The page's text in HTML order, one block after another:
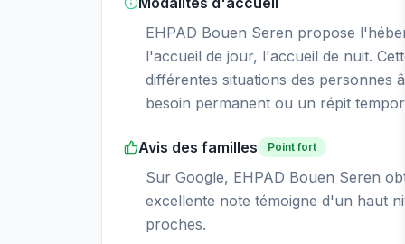
EHPAD Bouen Seren propose
l'accueil de jour, l'accueil de nuit.
différentes situations des personnes
besoin permanent ou un répit
Avis des familles Point fort
Sur Google, EHPAD Bouen Seren
excellente note témoigne d'un haut
proches.